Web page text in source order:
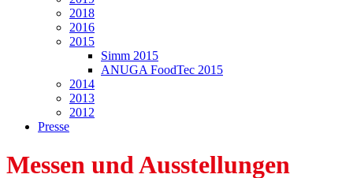
2018
2016
2015
Simm 2015
ANUGA FoodTec 2015
2014
2013
2012
Presse
Messen und Ausstellungen